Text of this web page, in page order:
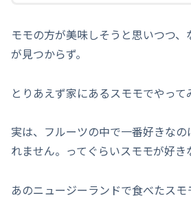
モモの方が美味しそうと思いつつ
が見つからず。
とりあえず家にあるスモモでやって
実は、フルーツの中で一番好きな
れません。ってぐらいスモモが好き
あのニュージーランドで食べたスモ